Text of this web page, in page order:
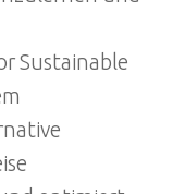
Sustainable